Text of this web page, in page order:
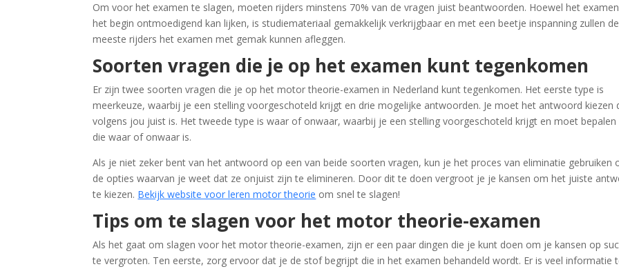
Om voor het examen te slagen, moeten rijders minstens 70% van de vragen juist beantwoorden. Hoewel het
het begin ontmoedigend kan lijken, is studiemateriaal gemakkelijk verkrijgbaar en met een beetje inspanning zullen de
meeste rijders het examen met gemak kunnen afleggen.
Soorten vragen die je op het examen kunt tegenkomen
Er zijn twee soorten vragen die je op het motor theorie-examen in Nederland kunt tegenkomen. Het eerste type is
meerkeuze, waarbij je een stelling voorgeschoteld krijgt en drie mogelijke antwoorden. Je moet het antwoord kiezen
volgens jou juist is. Het tweede type is waar of onwaar, waarbij je een stelling voorgeschoteld krijgt en moet
die waar of onwaar is.
Als je niet zeker bent van het antwoord op een van beide soorten vragen, kun je het proces van eliminatie gebruiken
de opties waarvan je weet dat ze onjuist zijn te elimineren. Door dit te doen vergroot je je kansen om het juiste
te kiezen. Bekijk website voor leren motor theorie om snel te slagen!
Tips om te slagen voor het motor theorie-examen
Als het gaat om slagen voor het motor theorie-examen, zijn er een paar dingen die je kunt doen om je kansen op
te vergroten. Ten eerste, zorg ervoor dat je de stof begrijpt die in het examen behandeld wordt. Er is veel informatie